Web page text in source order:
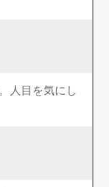
人目を気にし